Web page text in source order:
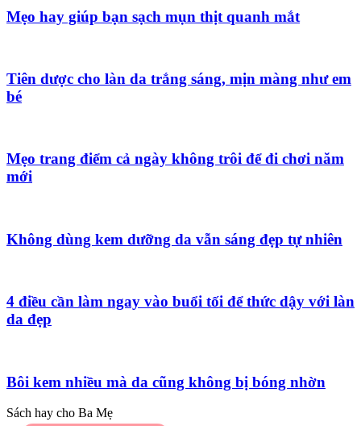
Mẹo hay giúp bạn sạch mụn thịt quanh mắt
Tiên dược cho làn da trắng sáng, mịn màng như em
bé
Mẹo trang điểm cả ngày không trôi để đi chơi năm
mới
Không dùng kem dưỡng da vẫn sáng đẹp tự nhiên
4 điều cần làm ngay vào buổi tối để thức dậy với làn
da đẹp
Bôi kem nhiều mà da cũng không bị bóng nhờn
Sách hay cho Ba Mẹ